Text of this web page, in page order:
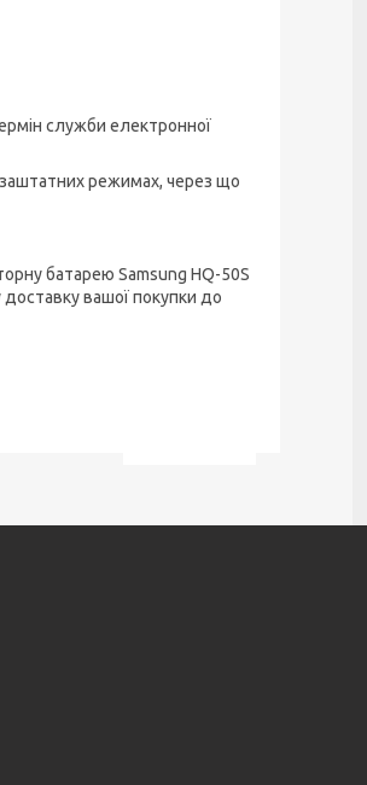
служби електронної
режимах, через що
батарею Samsung HQ-50S
вашої покупки до